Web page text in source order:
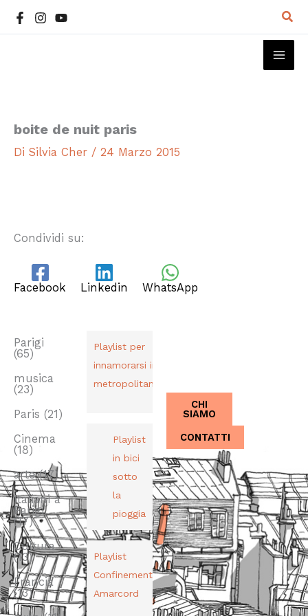
boite de nuit paris
Di Silvia Cher / 24 Marzo 2015
Condividi su:
Facebook Linkedin WhatsApp
CHI
SIAMO
CONTATTI
Playlist per
innamorarsi in
metropolitana
Playlist
in bici
sotto
la
pioggia
Playlist
Confinement
Amarcord
Parigi
(65)
musica
(23)
Paris(21)
Cinema
(18)
arte(17)
Italiani a
Parigi
(17)
Cultura
(13)
Francia
(13)